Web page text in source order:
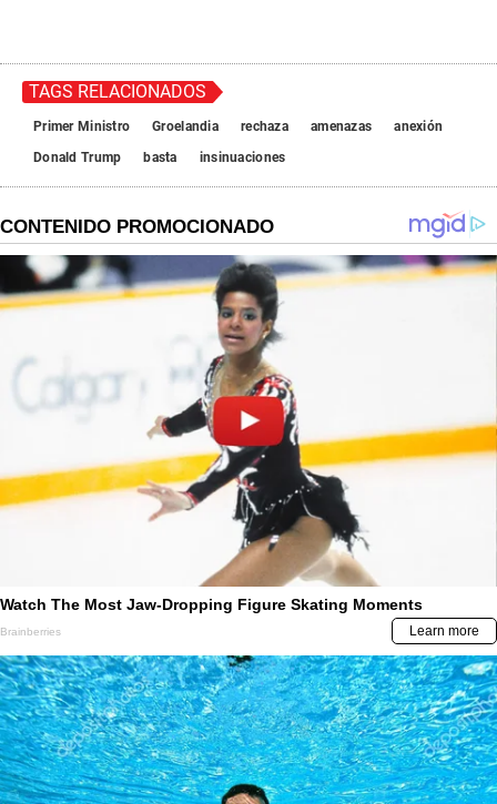
TAGS RELACIONADOS
Primer Ministro Groelandia rechaza amenazas
anexión
Donald Trump
basta insinuaciones